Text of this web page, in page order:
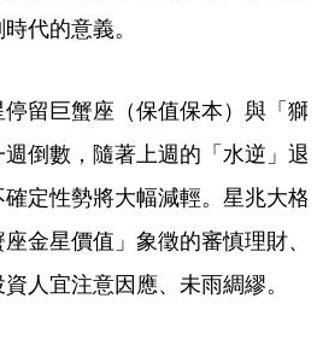
代的意義。
留巨蟹座（保值保本）與「獅
倒數，隨著上週的「水逆」退
定性勢將大幅減輕。星兆大格
金星價值」象徵的審慎理財、
人宜注意因應、未雨綢繆。